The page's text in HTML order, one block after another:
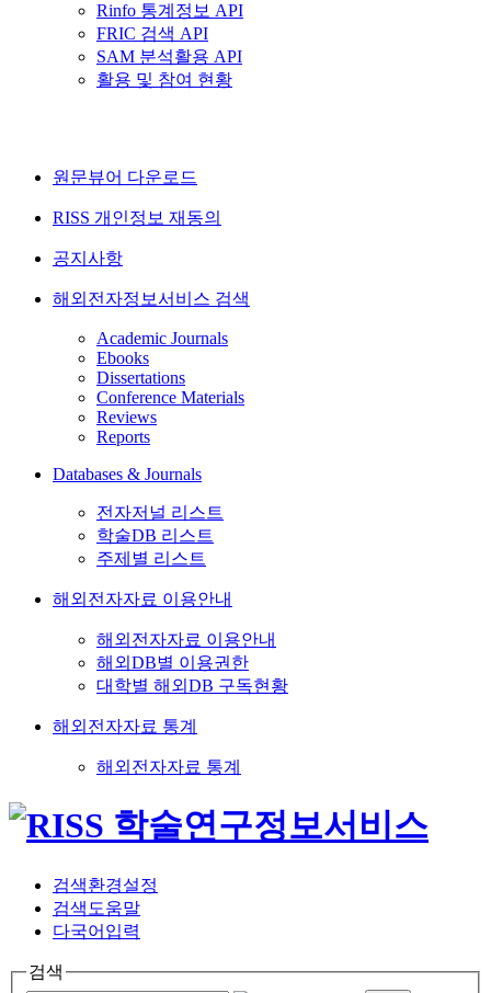
Rinfo 통계정보 API
FRIC 검색 API
SAM 분석활용 API
활용 및 참여 현황
원문뷰어 다운로드
RISS 개인정보 재동의
공지사항
해외전자정보서비스 검색
Academic Journals
Ebooks
Dissertations
Conference Materials
Reviews
Reports
Databases & Journals
전자저널 리스트
학술DB 리스트
주제별 리스트
해외전자자료 이용안내
해외전자자료 이용안내
해외DB별 이용권한
대학별 해외DB 구독현황
해외전자자료 통계
해외전자자료 통계
검색환경설정
검색도움말
다국어입력
검색